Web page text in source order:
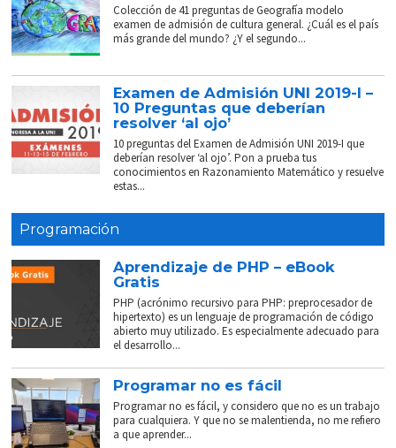
Colección de 41 preguntas de Geografía modelo
examen de admisión de cultura general. ¿Cuál es el país
más grande del mundo? ¿Y el segundo...
Examen de Admisión UNI 2019-I –
10 Preguntas que deberían
resolver ‘al ojo’
10 preguntas del Examen de Admisión UNI 2019-I que
deberían resolver ‘al ojo’. Pon a prueba tus
conocimientos en Razonamiento Matemático y resuelve
estas...
Programación
Aprendizaje de PHP – eBook
Gratis
PHP (acrónimo recursivo para PHP: preprocesador de
hipertexto) es un lenguaje de programación de código
abierto muy utilizado. Es especialmente adecuado para
el desarrollo...
Programar no es fácil
Programar no es fácil, y considero que no es un trabajo
para cualquiera. Y que no se malentienda, no me refiero
a que aprender...